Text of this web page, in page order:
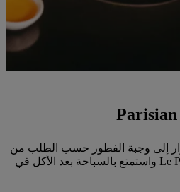
إلى وجبة الفطور حسب الطلب من
قائمة الطعام في Le Phnom 1929 واستمتع بالسباحة بعد الأكل في